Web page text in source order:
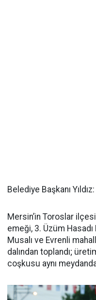
Belediye Başkanı
Mersin’in Toroslar
emeği, 3. Üzüm
Musalı ve Evrenli
dalından toplandı;
coşkusu aynı